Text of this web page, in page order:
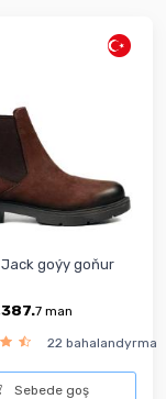
goýy goňur
7 man
22 bahalandyrma
Sebede goş